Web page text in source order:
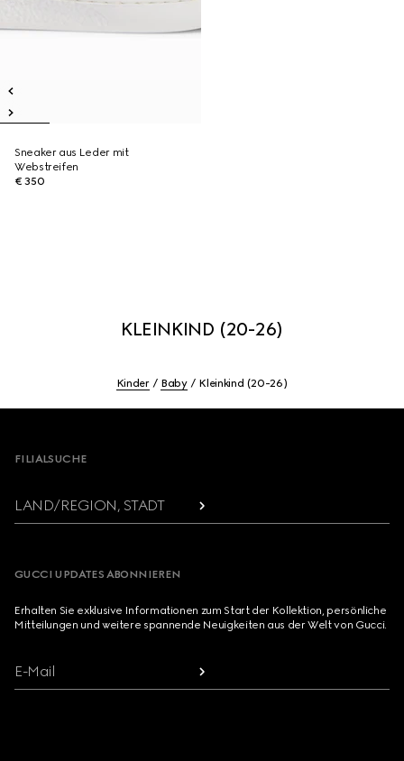
Sneaker aus Leder mit
Webstreifen
€ 350
KLEINKIND (20-26)
Kinder Baby Kleinkind (20-26)
FILIALSUCHE
LAND/REGION, STADT
GUCCI UPDATES ABONNIEREN
Erhalten Sie exklusive Informationen zum Start der Kollektion, persönliche
Mitteilungen und weitere spannende Neuigkeiten aus der Welt von Gucci.
E-Mail